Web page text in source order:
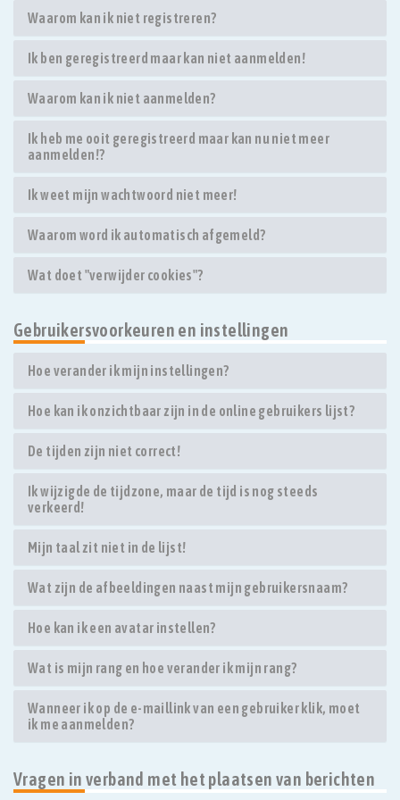
Waarom kan ik niet registreren?
Ik ben geregistreerd maar kan niet aanmelden!
Waarom kan ik niet aanmelden?
Ik heb me ooit geregistreerd maar kan nu niet meer
aanmelden!?
Ik weet mijn wachtwoord niet meer!
Waarom word ik automatisch afgemeld?
Wat doet "verwijder cookies"?
Gebruikersvoorkeuren en instellingen
Hoe verander ik mijn instellingen?
Hoe kan ik onzichtbaar zijn in de online gebruikers lijst?
De tijden zijn niet correct!
Ik wijzigde de tijdzone, maar de tijd is nog steeds
verkeerd!
Mijn taal zit niet in de lijst!
Wat zijn de afbeeldingen naast mijn gebruikersnaam?
Hoe kan ik een avatar instellen?
Wat is mijn rang en hoe verander ik mijn rang?
Wanneer ik op de e-maillink van een gebruiker klik, moet
ik me aanmelden?
Vragen in verband met het plaatsen van berichten